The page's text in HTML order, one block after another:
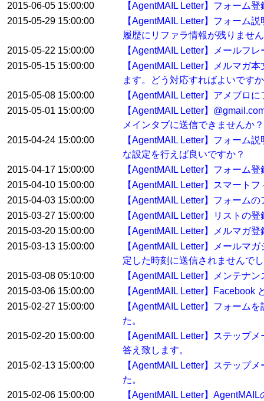
2015-06-05 15:00:00
【AgentMAIL Letter】フォーム
2015-05-29 15:00:00
【AgentMAIL Letter】フォーム
履歴にリファラ情報が残りませ
2015-05-22 15:00:00
【AgentMAIL Letter】メールフ
2015-05-15 15:00:00
【AgentMAIL Letter】メルマガ
ます。どう対応すればよいです
2015-05-08 15:00:00
【AgentMAIL Letter】アメブロ
2015-05-01 15:00:00
【AgentMAIL Letter】
メインタブに送信できませんか？
2015-04-24 15:00:00
【AgentMAIL Letter】フォーム
な設定を行えば良いですか？
2015-04-17 15:00:00
【AgentMAIL Letter】フォーム
2015-04-10 15:00:00
【AgentMAIL Letter】スマート
2015-04-03 15:00:00
【AgentMAIL Letter】フォーム
2015-03-27 15:00:00
【AgentMAIL Letter】リストの
2015-03-20 15:00:00
【AgentMAIL Letter】メルマガ
2015-03-13 15:00:00
【AgentMAIL Letter】メールマ
定した時刻に送信されませんで
2015-03-08 05:10:00
【AgentMAIL Letter】メンテナ
2015-03-06 15:00:00
【AgentMAIL Letter】Facebook
2015-02-27 15:00:00
【AgentMAIL Letter】フォーム
た。
2015-02-20 15:00:00
【AgentMAIL Letter】ステップ
答え致します。
2015-02-13 15:00:00
【AgentMAIL Letter】ステップ
た。
2015-02-06 15:00:00
【AgentMAIL Letter】